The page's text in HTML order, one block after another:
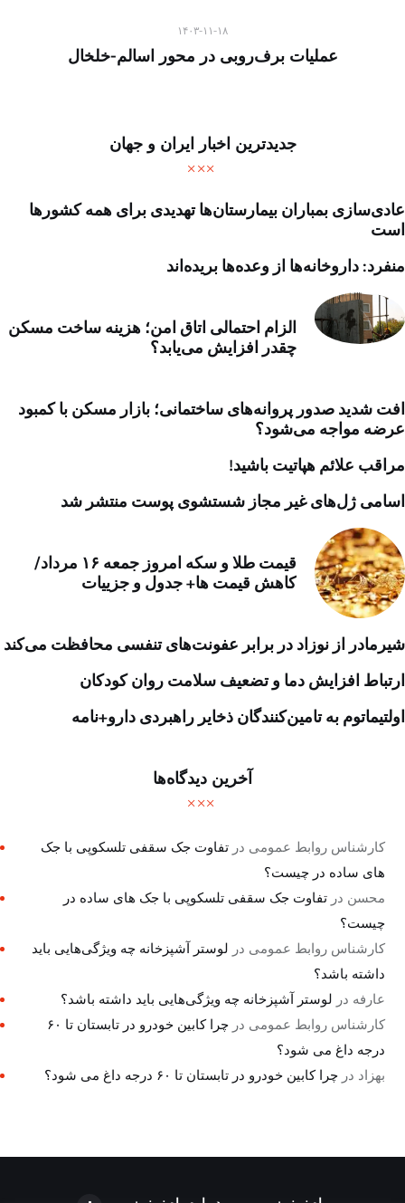
۱۴۰۳-۱۱-۱۸
عملیات برف‌روبی در محور اسالم-خلخال
جدیدترین اخبار ایران و جهان
عادی‌سازی بمباران بیمارستان‌ها تهدیدی برای همه کشورها
است
منفرد: داروخانه‌ها از وعده‌ها بریده‌اند
الزام احتمالی اتاق امن؛ هزینه ساخت مسکن
چقدر افزایش می‌یابد؟
افت شدید صدور پروانه‌های ساختمانی؛ بازار مسکن با کمبود
عرضه مواجه می‌شود؟
مراقب علائم هپاتیت باشید!
اسامی ژل‌های غیر مجاز شستشوی پوست منتشر شد
قیمت طلا و سکه امروز جمعه ۱۶ مرداد/
کاهش قیمت ها+ جدول و جزییات
شیرمادر از نوزاد در برابر عفونت‌های تنفسی محافظت می‌کند
ارتباط افزایش دما و تضعیف سلامت روان کودکان
اولتیماتوم به تامین‌کنندگان ذخایر راهبردی دارو+نامه
آخرین دیدگاه‌ها
کارشناس روابط عمومی درتفاوت جک سقفی تلسکوپی با جک
های ساده در چیست؟
محسن درتفاوت جک سقفی تلسکوپی با جک های ساده در
چیست؟
کارشناس روابط عمومی در لوستر آشپزخانه چه ویژگی‌هایی باید
داشته باشد؟
عارفه در لوستر آشپزخانه چه ویژگی‌هایی باید داشته باشد؟
کارشناس روابط عمومی در
چرا کابین خودرو در تابستان تا ۶۰
درجه داغ می شود؟
بهزاد درچرا کابین خودرو در تابستان تا ۶۰ درجه داغ می شود؟